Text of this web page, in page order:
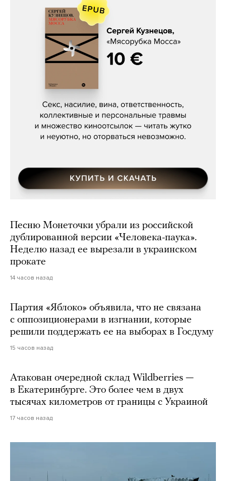
Сергей Кузнецов, «Мясорубка
Песню Монеточки убрали из российской
дублированной версии «Человека-паука».
Неделю назад ее вырезали в украинском
прокате
14 часов назад
Партия «Яблоко» объявила, что не связана
с оппозиционерами в изгнании, которые
решили поддержать ее на выборах в Госдуму
15 часов назад
Атакован очередной склад Wildberries —
в Екатеринбурге. Это более чем в двух
тысячах километров от границы с Украиной
17 часов назад